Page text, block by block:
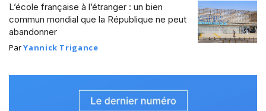
L’école française à l’étranger : un bien
commun mondial que la République ne peut
abandonner
ParYannick Trigance